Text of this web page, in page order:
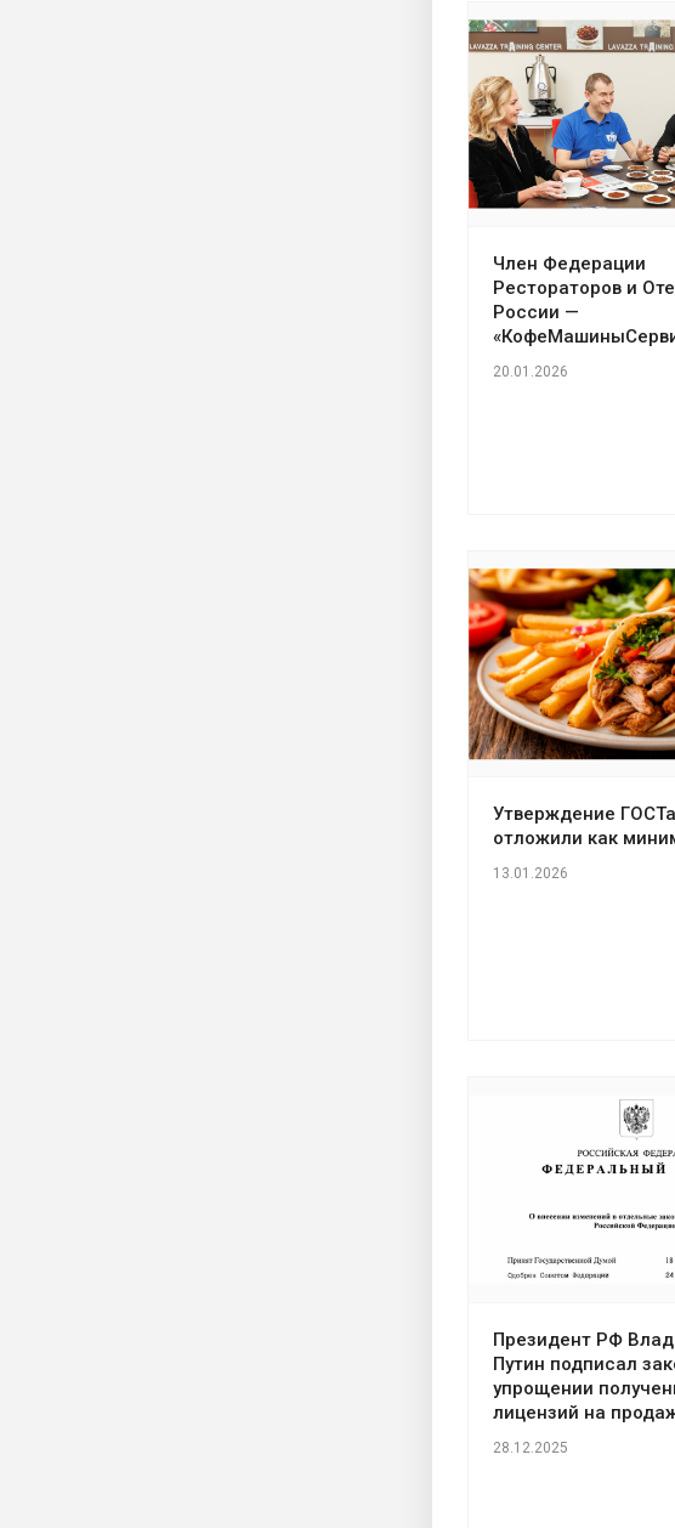
Член Федерации
Рестораторов и
России —
20.01.2026
Утверждение
отложили как
13.01.2026
Президент РФ
Путин подписал
упрощении
лицензий на
28.12.2025